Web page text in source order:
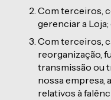
Com terceiros,
gerenciar a Loja;
Com terceiros,
reorganização,
transmissão ou
nossa empresa,
relativos à